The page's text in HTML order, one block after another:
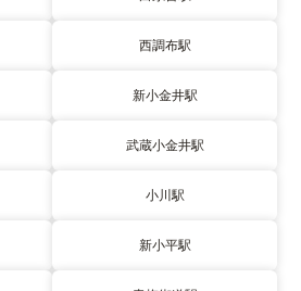
西調布駅
新小金井駅
武蔵小金井駅
小川駅
新小平駅